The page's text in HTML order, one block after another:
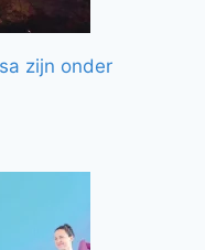
zijn onder